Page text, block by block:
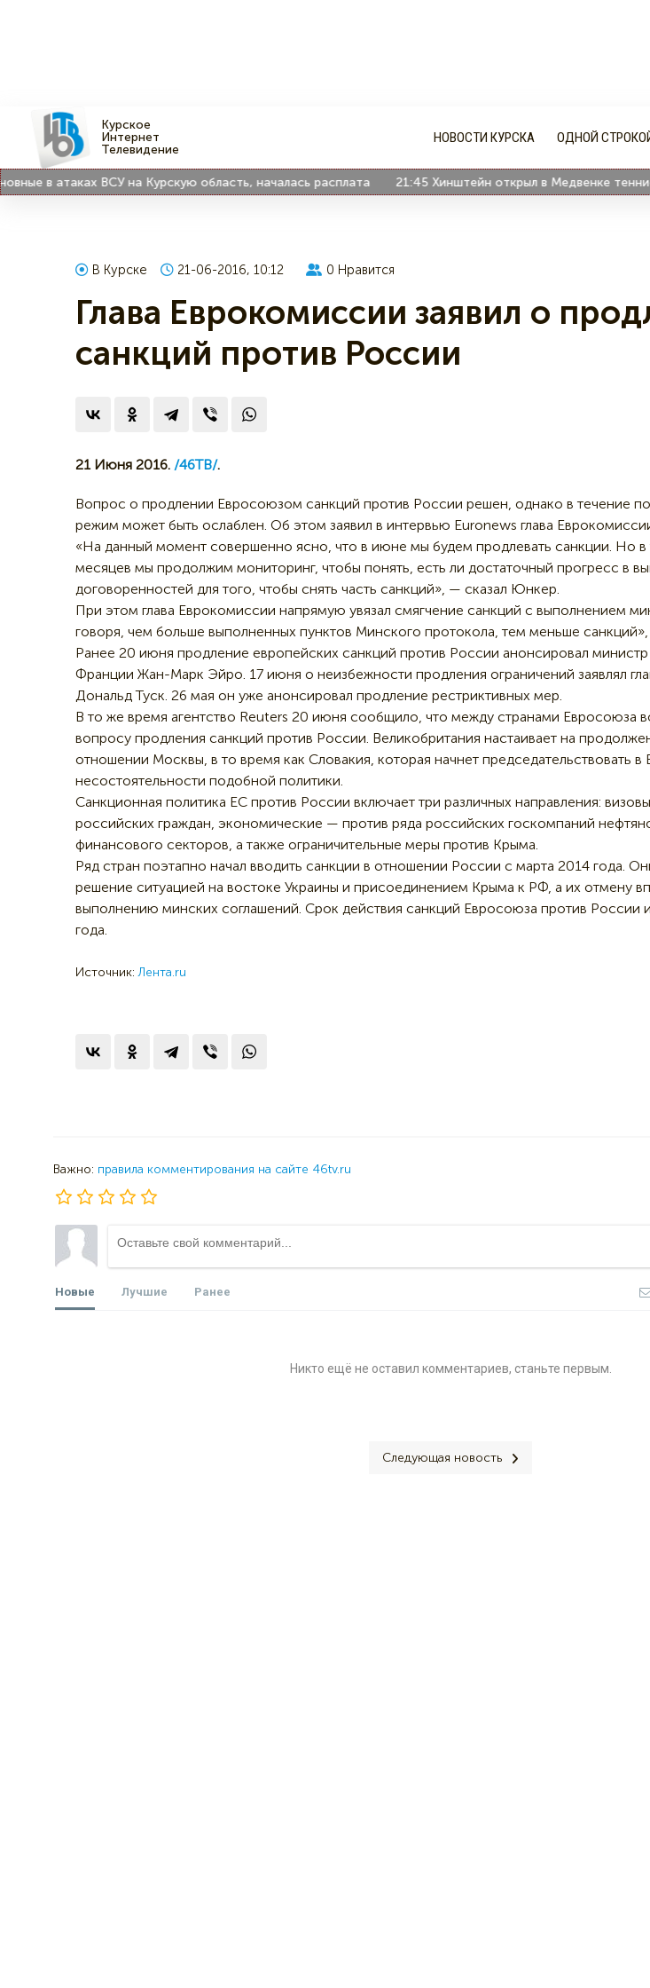
Курское
Интернет
Телевидение
НОВОСТИ КУРСКА ОДНОЙ
в атаках ВСУ на Курскую область, началась расплата 21:45 Хинштейн открыл в Медвенке
В Курске 21-06-2016, 10:12 0 Нравится
Глава Еврокомиссии заявил о
санкций против России
21 Июня 2016. /46ТВ/.
Вопрос о продлении Евросоюзом санкций против России решен, однако в течение
режим может быть ослаблен. Об этом заявил в интервью Euronews глава
«На данный момент совершенно ясно, что в июне мы будем продлевать санкции. Но
месяцев мы продолжим мониторинг, чтобы понять, есть ли достаточный прогресс в
договоренностей для того, чтобы снять часть санкций», — сказал Юнкер.
При этом глава Еврокомиссии напрямую увязал смягчение санкций с выполнением
говоря, чем больше выполненных пунктов Минского протокола, тем меньше
Ранее 20 июня продление европейских санкций против России анонсировал
Франции Жан-Марк Эйро. 17 июня о неизбежности продления ограничений заявлял
Дональд Туск. 26 мая он уже анонсировал продление рестриктивных мер.
В то же время агентство Reuters 20 июня сообщило, что между странами Евросоюза
вопросу продления санкций против России. Великобритания настаивает на
отношении Москвы, в то время как Словакия, которая начнет председательствовать в
несостоятельности подобной политики.
Санкционная политика ЕС против России включает три различных направления:
российских граждан, экономические — против ряда российских госкомпаний
финансового секторов, а также ограничительные меры против Крыма.
Ряд стран поэтапно начал вводить санкции в отношении России с марта 2014 года.
решение ситуацией на востоке Украины и присоединением Крыма к РФ, а их отмену
выполнению минских соглашений. Срок действия санкций Евросоюза против России
года.
Источник:Лента.ru
Важно: правила комментирования на сайте 46tv.ru
Новые Лучшие Ранее
Никто ещё не оставил комментариев, станьте первым.
Следующая новость